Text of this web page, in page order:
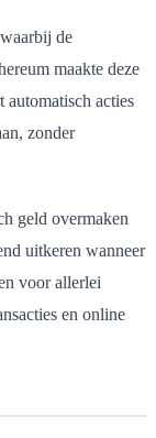
de
maakte deze
acties
zonder
geld overmaken
uitkeren wanneer
voor allerlei
en online